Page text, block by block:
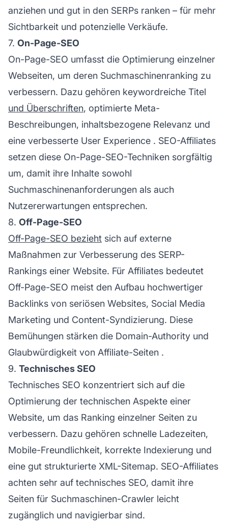
anziehen und gut in den SERPs ranken – für mehr
Sichtbarkeit und potenzielle Verkäufe.
7. On-Page-SEO
On-Page-SEO umfasst die Optimierung einzelner
Webseiten, um deren Suchmaschinenranking zu
verbessern. Dazu gehören keywordreiche Titel
und Überschriften, optimierte Meta-
Beschreibungen, inhaltsbezogene Relevanz und
eine verbesserte User Experience . SEO-Affiliates
setzen diese On-Page-SEO-Techniken sorgfältig
um, damit ihre Inhalte sowohl
Suchmaschinenanforderungen als auch
Nutzererwartungen entsprechen.
8. Off-Page-SEO
Off-Page-SEO bezieht sich auf externe
Maßnahmen zur Verbesserung des SERP-
Rankings einer Website. Für Affiliates bedeutet
Off-Page-SEO meist den Aufbau hochwertiger
Backlinks von seriösen Websites, Social Media
Marketing und Content-Syndizierung. Diese
Bemühungen stärken die Domain-Authority und
Glaubwürdigkeit von Affiliate-Seiten .
9. Technisches SEO
Technisches SEO konzentriert sich auf die
Optimierung der technischen Aspekte einer
Website, um das Ranking einzelner Seiten zu
verbessern. Dazu gehören schnelle Ladezeiten,
Mobile-Freundlichkeit, korrekte Indexierung und
eine gut strukturierte XML-Sitemap. SEO-Affiliates
achten sehr auf technisches SEO, damit ihre
Seiten für Suchmaschinen-Crawler leicht
zugänglich und navigierbar sind.